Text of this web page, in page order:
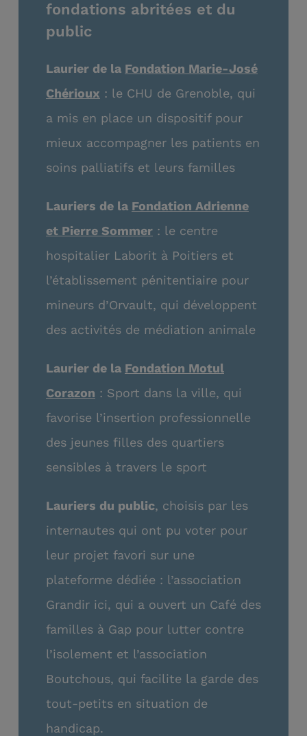
fondations abritées et du
public
Laurier de la Fondation Marie-José
Chérioux : le CHU de Grenoble, qui
a mis en place un dispositif pour
mieux accompagner les patients en
soins palliatifs et leurs familles
Lauriers de la Fondation Adrienne
et Pierre Sommer : le centre
hospitalier Laborit à Poitiers et
l’établissement pénitentiaire pour
mineurs d’Orvault, qui développent
des activités de médiation animale
Laurier de la Fondation Motul
Corazon : Sport dans la ville, qui
favorise l’insertion professionnelle
des jeunes filles des quartiers
sensibles à travers le sport
Lauriers du public, choisis par les
internautes qui ont pu voter pour
leur projet favori sur une
plateforme dédiée : l’association
Grandir ici, qui a ouvert un Café des
familles à Gap pour lutter contre
l’isolement et l’association
Boutchous, qui facilite la garde des
tout-petits en situation de
handicap.